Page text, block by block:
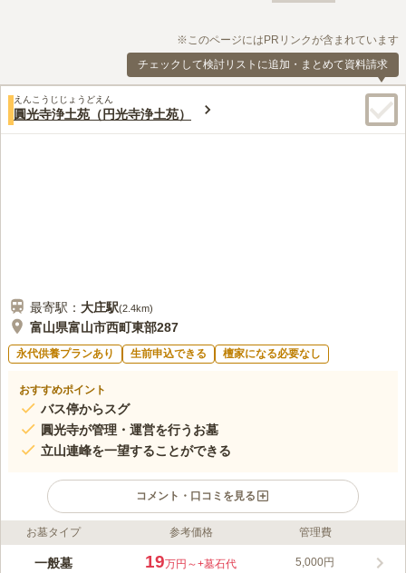
※このページにはPRリンクが含まれています
チェックして検討リストに追加・まとめて資料請求
えんこうじじょうどえん
圓光寺浄土苑（円光寺浄土苑）
最寄駅： 大庄駅(2.4km)
富山県富山市西町東部287
永代供養プランあり 生前申込できる 檀家になる必要なし
おすすめポイント
バス停からスグ
圓光寺が管理・運営を行うお墓
立山連峰を一望することができる
コメント・口コミを見る
ライフドット編集部のコメント
常願寺川の近くにある圓光寺の寺院墓地です。 県道175号線（新
お墓タイプ 参考価格 管理費
一般墓 19万円～+墓石代 5,000円